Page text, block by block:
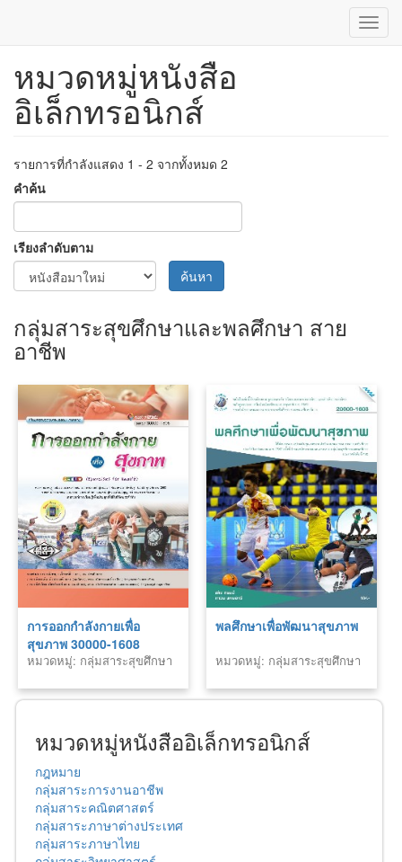
ข้าม
เนื้อหา
หมวดหมู่หนังสือ
อิเล็กทรอนิกส์
รายการที่กำลังแสดง 1 - 2 จากทั้งหมด 2
คำค้น
เรียงลำดับตาม
ค้นหา
กลุ่มสาระสุขศึกษาและพลศึกษา สาย
อาชีพ
การออกกำลังกายเพื่อ
สุขภาพ 30000-1608
หมวดหมู่: กลุ่มสาระสุขศึกษา
พลศึกษาเพื่อพัฒนาสุขภาพ
หมวดหมู่: กลุ่มสาระสุขศึกษา
หมวดหมู่หนังสืออิเล็กทรอนิกส์
กฎหมาย
กลุ่มสาระการงานอาชีพ
กลุ่มสาระคณิตศาสตร์
กลุ่มสาระภาษาต่างประเทศ
กลุ่มสาระภาษาไทย